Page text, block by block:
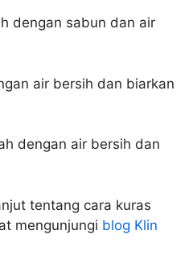
dengan sabun dan air
air bersih dan biarkan
dengan air bersih dan
tentang cara kuras
mengunjungi blog Klin